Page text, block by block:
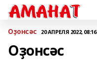
Оҙонсәс 20 АПРЕЛЯ 2022, 08:16
Оҙонсәс